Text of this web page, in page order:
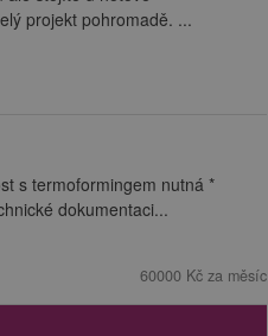
projekt pohromadě. ...
s termoformingem nutná *
dokumentaci...
60000 Kč za měsíc